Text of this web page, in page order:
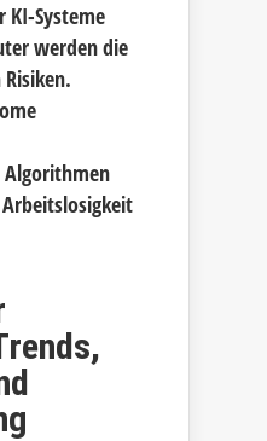
KI-Systeme
werden die